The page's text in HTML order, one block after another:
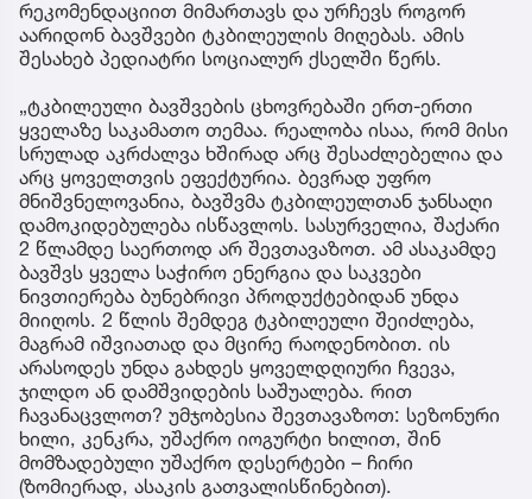
რეკომენდაციით მიმართავს და ურჩევს როგორ
აარიდონ ბავშვები ტკბილეულის მიღებას. ამის
შესახებ პედიატრი სოციალურ ქსელში წერს.
„ტკბილეული ბავშვების ცხოვრებაში ერთ-ერთი
ყველაზე საკამათო თემაა. რეალობა ისაა, რომ მისი
სრულად აკრძალვა ხშირად არც შესაძლებელია და
არც ყოველთვის ეფექტურია. ბევრად უფრო
მნიშვნელოვანია, ბავშვმა ტკბილეულთან ჯანსაღი
დამოკიდებულება ისწავლოს. სასურველია, შაქარი
2 წლამდე საერთოდ არ შევთავაზოთ. ამ ასაკამდე
ბავშვს ყველა საჭირო ენერგია და საკვები
ნივთიერება ბუნებრივი პროდუქტებიდან უნდა
მიიღოს. 2 წლის შემდეგ ტკბილეული შეიძლება,
მაგრამ იშვიათად და მცირე რაოდენობით. ის
არასოდეს უნდა გახდეს ყოველდღიური ჩვევა,
ჯილდო ან დამშვიდების საშუალება. რით
ჩავანაცვლოთ? უმჯობესია შევთავაზოთ: სეზონური
ხილი, კენკრა, უშაქრო იოგურტი ხილით, შინ
მომზადებული უშაქრო დესერტები – ჩირი
(ზომიერად, ასაკის გათვალისწინებით).